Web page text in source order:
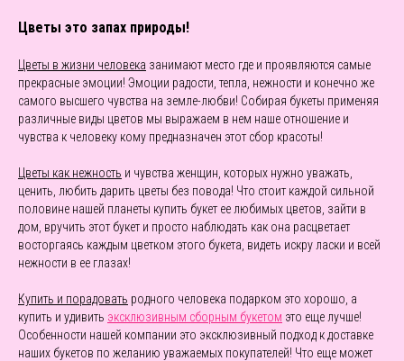
Цветы это запах природы!
Цветы в жизни человека занимают место где и проявляются самые
прекрасные эмоции! Эмоции радости, тепла, нежности и конечно же
самого высшего чувства на земле-любви! Собирая букеты применяя
различные виды цветов мы выражаем в нем наше отношение и
чувства к человеку кому предназначен этот сбор красоты!
Цветы как нежность и чувства женщин, которых нужно уважать,
ценить, любить дарить цветы без повода! Что стоит каждой сильной
половине нашей планеты купить букет ее любимых цветов, зайти в
дом, вручить этот букет и просто наблюдать как она расцветает
восторгаясь каждым цветком этого букета, видеть искру ласки и всей
нежности в ее глазах!
Купить и порадовать родного человека подарком это хорошо, а
купить и удивить эксклюзивным сборным букетом это еще лучше!
Особенности нашей компании это эксклюзивный подход к доставке
наших букетов по желанию уважаемых покупателей! Что еще может